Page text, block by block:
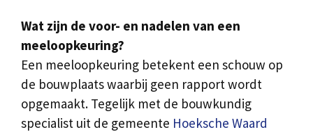
Wat zijn de voor- en nadelen van een
meeloopkeuring?
Een meeloopkeuring betekent een schouw op
de bouwplaats waarbij geen rapport wordt
opgemaakt. Tegelijk met de bouwkundig
specialist uit de gemeente Hoeksche Waard